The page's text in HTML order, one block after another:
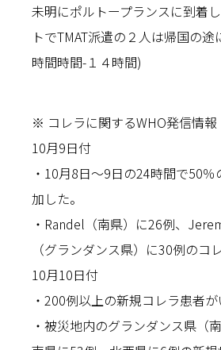
未明にポルトープランスに到着
トでTMAT派遣の２人は帰国の
時間時間-１４時間)
※ コレラに関するWHO発信情報
10月9日付
・10月8日～9日の24時間で50
加した。
・Randel（南県）に26例、
（グランダンス県）に30例のコ
10月10日付
・200例以上の新規コレラ患者が
・被災地内のグランダンス県（